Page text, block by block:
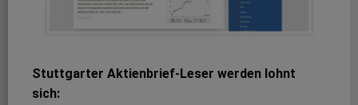
Stuttgarter Aktienbrief-Leser werden lohnt
sich: